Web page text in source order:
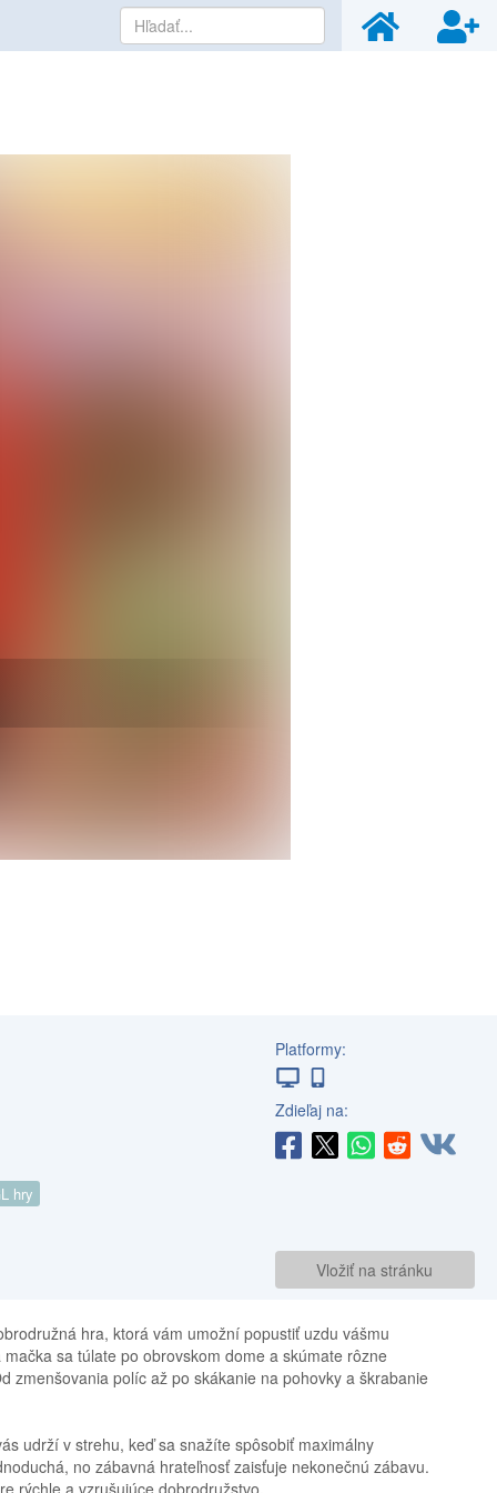
hry
Platformy:
Zdieľaj na:
Vložiť na stránku
hra, ktorá vám umožní popustiť uzdu vášmu
sa túlate po obrovskom dome a skúmate rôzne
zmenšovania políc až po skákanie na pohovky a škrabanie
udrží v strehu, keď sa snažíte spôsobiť maximálny
no zábavná hrateľnosť zaisťuje nekonečnú zábavu.